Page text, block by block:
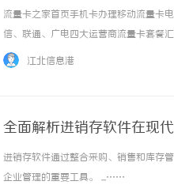
流量卡之家首页手机卡办理移动流量卡
信、联通、广电四大运营商流量卡套餐
大流量卡列表流量卡分类四大运营商套
江北信息港
全面解析进销存软件在现
进销存软件通过整合采购、销售和库存
企业管理的重要工具。 ...……